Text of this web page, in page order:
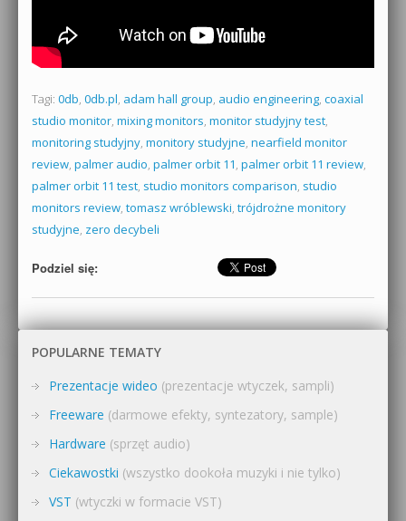
Tagi: 0db, 0db.pl, adam hall group, audio engineering, coaxial
studio monitor, mixing monitors, monitor studyjny test,
monitoring studyjny, monitory studyjne, nearfield monitor
review, palmer audio, palmer orbit 11, palmer orbit 11 review,
palmer orbit 11 test, studio monitors comparison, studio
monitors review, tomasz wróblewski, trójdrożne monitory
studyjne, zero decybeli
Podziel się:
POPULARNE TEMATY
Prezentacje wideo (prezentacje wtyczek, sampli)
Freeware (darmowe efekty, syntezatory, sample)
Hardware (sprzęt audio)
Ciekawostki (wszystko dookoła muzyki i nie tylko)
VST (wtyczki w formacie VST)